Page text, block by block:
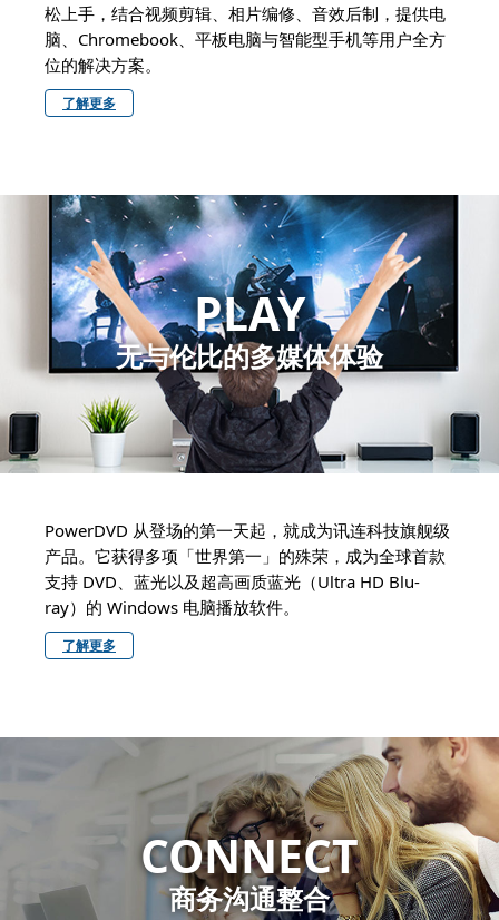
松上手，结合视频剪辑、相片编修、音效后制，提供电
脑、Chromebook、平板电脑与智能型手机等用户全方
位的解决方案。
了解更多
PLAY
无与伦比的多媒体体验
PowerDVD 从登场的第一天起，就成为讯连科技旗舰级
产品。它获得多项「世界第一」的殊荣，成为全球首款
支持 DVD、蓝光以及超高画质蓝光（Ultra HD Blu-
ray）的 Windows 电脑播放软件。
了解更多
CONNECT
商务沟通整合